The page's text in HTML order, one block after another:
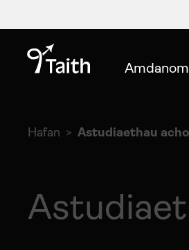
Amdanom
Hafan Astudiaethau